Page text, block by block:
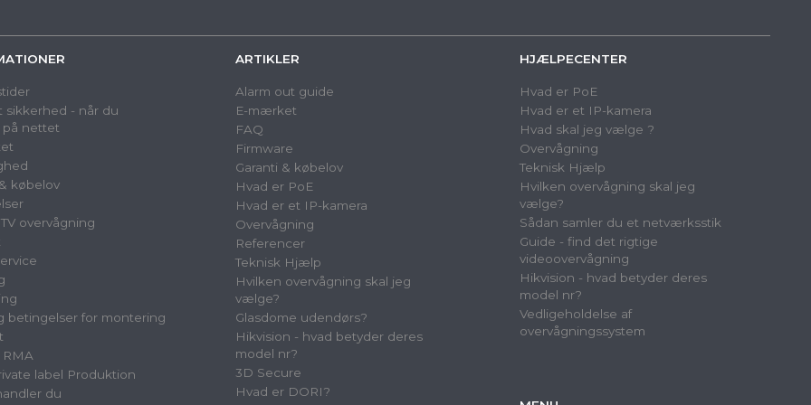
sikkerhed - når du
på nettet
købelov
overvågning
betingelser for montering
RMA
label Produktion
du
ARTIKLER
Alarm out guide
E-mærket
FAQ
Firmware
Garanti & købelov
Hvad er PoE
Hvad er et IP-kamera
Overvågning
Referencer
Teknisk Hjælp
Hvilken overvågning skal jeg
vælge?
Glasdome udendørs?
Hikvision - hvad betyder deres
model nr?
3D Secure
Hvad er DORI?
HJÆLPECENTER
Hvad er PoE
Hvad er et IP-kamera
Hvad skal jeg vælge ?
Overvågning
Teknisk Hjælp
Hvilken overvågning skal jeg
vælge?
Sådan samler du et netværksstik
Guide - find det rigtige
videoovervågning
Hikvision - hvad betyder deres
model nr?
Vedligeholdelse af
overvågningssystem